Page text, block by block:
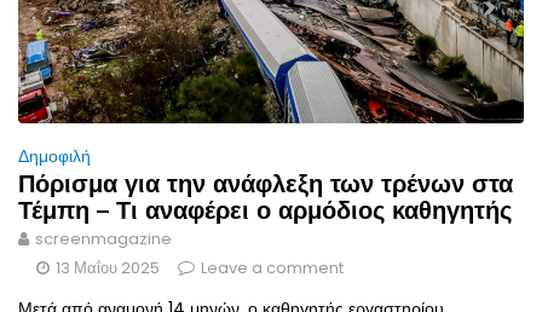
Δημοφιλή
Πόρισμα για την ανάφλεξη των τρένων στα
Τέμπη – Τι αναφέρει ο αρμόδιος καθηγητής
screenmagazine
13 Μαΐου 2025
Leave a comment